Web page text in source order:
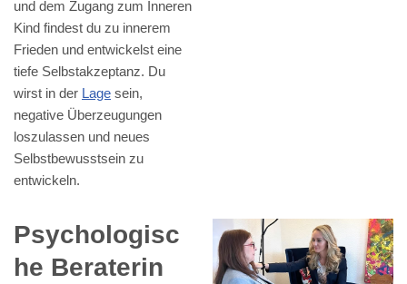
und dem Zugang zum Inneren
Kind findest du zu innerem
Frieden und entwickelst eine
tiefe Selbstakzeptanz. Du
wirst in der Lage sein,
negative Überzeugungen
loszulassen und neues
Selbstbewusstsein zu
entwickeln.
Psychologisc
he Beraterin